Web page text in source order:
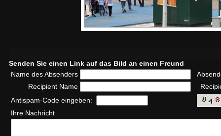
Senden Sie einen Link auf das Bild an einen Freund
Name des Absenders
Recipient Name
Antispam-Code eingeben:
Ihre Nachricht